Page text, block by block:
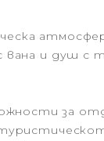
вана и душ с
за